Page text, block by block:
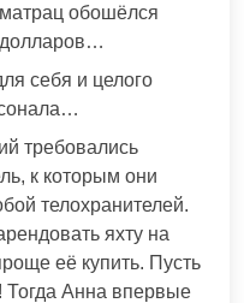
обошёлся
долларов…
себя и целого
требовались
к которым они
телохранителей.
яхту на
её купить. Пусть
Тогда Анна впервые